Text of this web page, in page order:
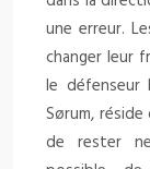
une erreur.
changer leur
le défenseur
Sørum, réside
de rester